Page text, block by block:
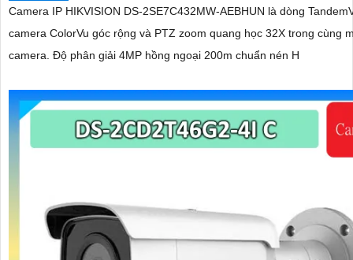
Camera IP HIKVISION DS-2SE7C432MW-AEBHUN là dòng
camera ColorVu góc rộng và PTZ zoom quang học 32X trong cùng
camera. Độ phân giải 4MP hồng ngoại 200m chuẩn nén H